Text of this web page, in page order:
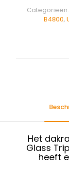
Categorieën:
B4800,
Het
Glass
heeft